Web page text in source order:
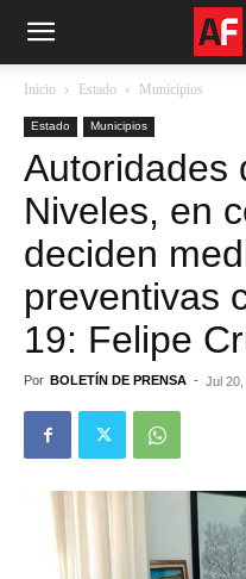
Inicio Estado Municipios
Estado Municipios
Autoridades
Niveles, en
deciden
preventivas
19: Felipe
Por BOLETÍN DE PRENSA - Jul 20,